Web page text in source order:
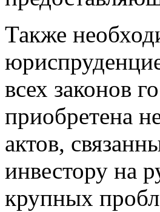
Также
всех законов
приобретена
актов,
инвестору на
крупных